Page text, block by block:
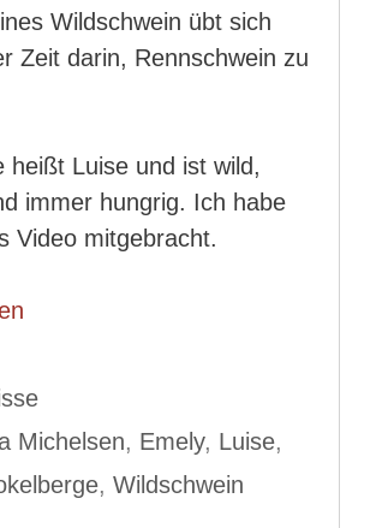
Wildschwein übt sich
Zeit darin, Rennschwein zu
heißt Luise und ist wild,
immer hungrig. Ich habe
Video mitgebracht.
Michelsen, Emely, Luise,
, Wildschwein